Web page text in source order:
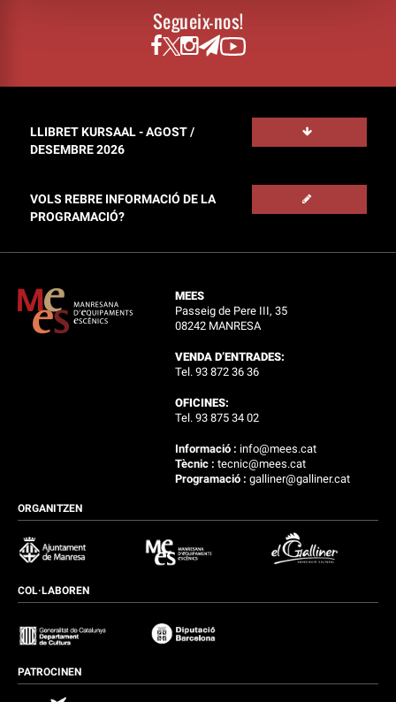
Segueix-nos!
LLIBRET KURSAAL - AGOST /
DESEMBRE 2026
VOLS REBRE INFORMACIÓ DE LA
PROGRAMACIÓ?
MEES
Passeig de Pere III, 35
08242 MANRESA
VENDA D’ENTRADES:
Tel. 93 872 36 36
OFICINES:
Tel. 93 875 34 02
Informació : info@mees.cat
Tècnic :tecnic@mees.cat
Programació :galliner@galliner.cat
ORGANITZEN
COL·LABOREN
PATROCINEN